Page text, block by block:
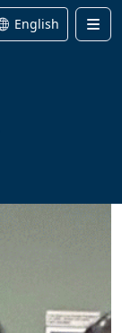
English